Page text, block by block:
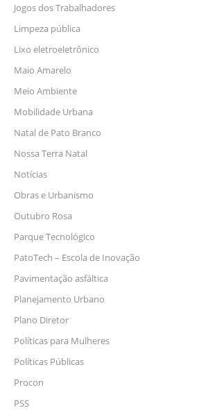
Jogos dos Trabalhadores
Limpeza pública
Lixo eletroeletrônico
Maio Amarelo
Meio Ambiente
Mobilidade Urbana
Natal de Pato Branco
Nossa Terra Natal
Notícias
Obras e Urbanismo
Outubro Rosa
Parque Tecnológico
PatoTech – Escola de Inovação
Pavimentação asfáltica
Planejamento Urbano
Plano Diretor
Políticas para Mulheres
Políticas Públicas
Procon
PSS